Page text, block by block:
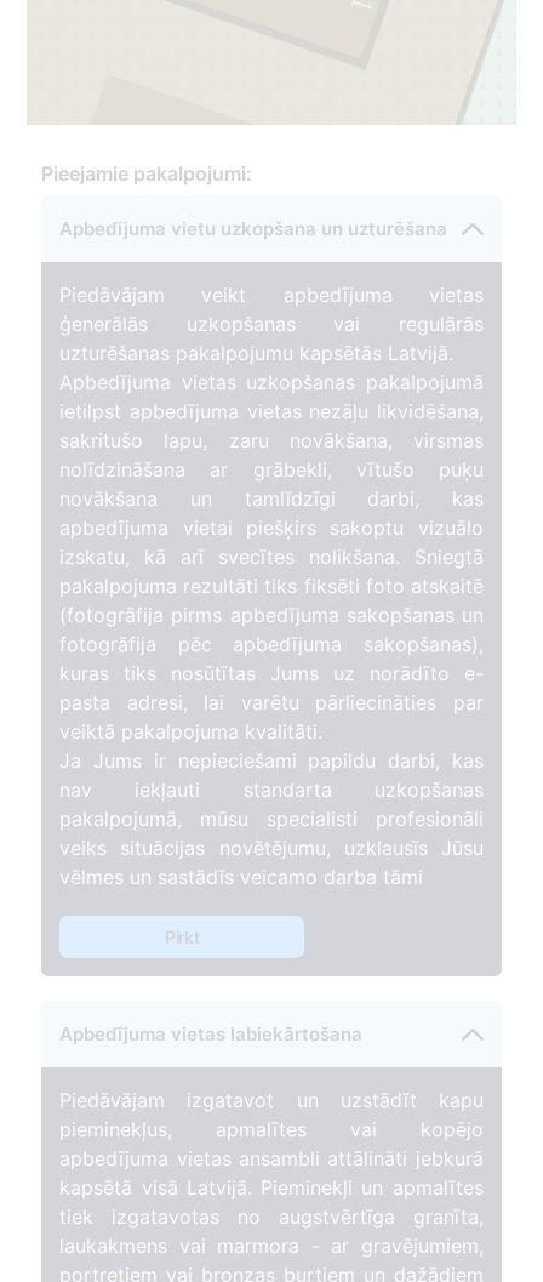
13
1
Pieejamie pakalpojumi:
Apbedījuma vietu uzkopšana un uzturēšana
Piedāvājam veikt apbedījuma vietas
ģenerālās uzkopšanas vai regulārās
uzturēšanas pakalpojumu kapsētās Latvijā.
Apbedījuma vietas uzkopšanas pakalpojumā
ietilpst apbedījuma vietas nezāļu likvidēšana,
sakritušo lapu, zaru novākšana, virsmas
nolīdzināšana ar grābekli, vītušo puķu
novākšana un tamlīdzīgi darbi, kas
apbedījuma vietai piešķirs sakoptu vizuālo
izskatu, kā arī svecītes nolikšana. Sniegtā
pakalpojuma rezultāti tiks fiksēti foto atskaitē
(fotogrāfija pirms apbedījuma sakopšanas un
fotogrāfija pēc apbedījuma sakopšanas),
kuras tiks nosūtītas Jums uz norādīto e-
pasta adresi, lai varētu pārliecināties par
veiktā pakalpojuma kvalitāti.
Ja Jums ir nepieciešami papildu darbi, kas
nav iekļauti standarta uzkopšanas
pakalpojumā, mūsu specialisti profesionāli
veiks situācijas novētējumu, uzklausīs Jūsu
vēlmes un sastādīs veicamo darba tāmi
Pirkt
Apbedījuma vietas labiekārtošana
Piedāvājam izgatavot un uzstādīt kapu
pieminekļus, apmalītes vai kopējo
apbedījuma vietas ansambli attālināti jebkurā
kapsētā visā Latvijā. Pieminekļi un apmalītes
tiek izgatavotas no augstvērtīga granīta,
laukakmens vai marmora - ar gravējumiem,
portretiem vai bronzas burtiem un dažādiem